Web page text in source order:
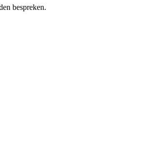
bespreken.